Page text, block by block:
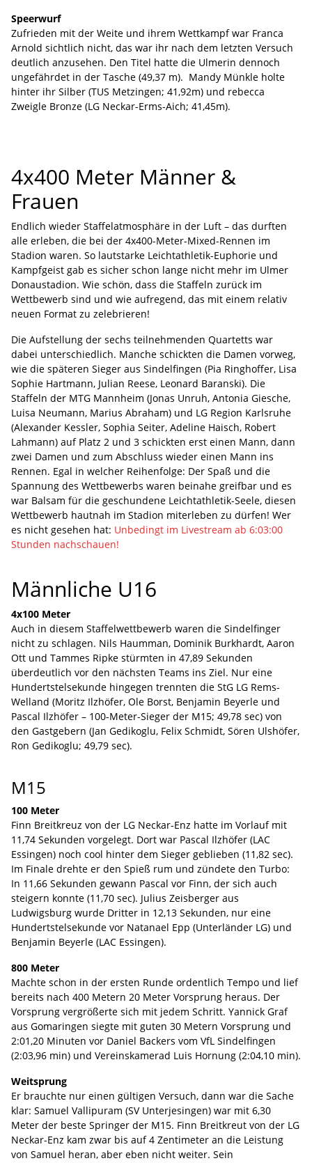
Speerwurf
Zufrieden mit der Weite und ihrem Wettkampf war Franca
Arnold sichtlich nicht, das war ihr nach dem letzten Versuch
deutlich anzusehen. Den Titel hatte die Ulmerin dennoch
ungefährdet in der Tasche (49,37 m). Mandy Münkle holte
hinter ihr Silber (TUS Metzingen; 41,92m) und rebecca
Zweigle Bronze (LG Neckar-Erms-Aich; 41,45m).
4x400 Meter Männer &
Frauen
Endlich wieder Staffelatmosphäre in der Luft – das durften
alle erleben, die bei der 4x400-Meter-Mixed-Rennen im
Stadion waren. So lautstarke Leichtathletik-Euphorie und
Kampfgeist gab es sicher schon lange nicht mehr im Ulmer
Donaustadion. Wie schön, dass die Staffeln zurück im
Wettbewerb sind und wie aufregend, das mit einem relativ
neuen Format zu zelebrieren!
Die Aufstellung der sechs teilnehmenden Quartetts war
dabei unterschiedlich. Manche schickten die Damen vorweg,
wie die späteren Sieger aus Sindelfingen (Pia Ringhoffer, Lisa
Sophie Hartmann, Julian Reese, Leonard Baranski). Die
Staffeln der MTG Mannheim (Jonas Unruh, Antonia Giesche,
Luisa Neumann, Marius Abraham) und LG Region Karlsruhe
(Alexander Kessler, Sophia Seiter, Adeline Haisch, Robert
Lahmann) auf Platz 2 und 3 schickten erst einen Mann, dann
zwei Damen und zum Abschluss wieder einen Mann ins
Rennen. Egal in welcher Reihenfolge: Der Spaß und die
Spannung des Wettbewerbs waren beinahe greifbar und es
war Balsam für die geschundene Leichtathletik-Seele, diesen
Wettbewerb hautnah im Stadion miterleben zu dürfen! Wer
es nicht gesehen hat: Unbedingt im Livestream ab 6:03:00
Stunden nachschauen!
Männliche U16
4x100 Meter
Auch in diesem Staffelwettbewerb waren die Sindelfinger
nicht zu schlagen. Nils Haumman, Dominik Burkhardt, Aaron
Ott und Tammes Ripke stürmten in 47,89 Sekunden
überdeutlich vor den nächsten Teams ins Ziel. Nur eine
Hundertstelsekunde hingegen trennten die StG LG Rems-
Welland (Moritz Ilzhöfer, Ole Borst, Benjamin Beyerle und
Pascal Ilzhöfer – 100-Meter-Sieger der M15; 49,78 sec) von
den Gastgebern (Jan Gedikoglu, Felix Schmidt, Sören Ulshöfer,
Ron Gedikoglu; 49,79 sec).
M15
100 Meter
Finn Breitkreuz von der LG Neckar-Enz hatte im Vorlauf mit
11,74 Sekunden vorgelegt. Dort war Pascal Ilzhöfer (LAC
Essingen) noch cool hinter dem Sieger geblieben (11,82 sec).
Im Finale drehte er den Spieß rum und zündete den Turbo:
In 11,66 Sekunden gewann Pascal vor Finn, der sich auch
steigern konnte (11,70 sec). Julius Zeisberger aus
Ludwigsburg wurde Dritter in 12,13 Sekunden, nur eine
Hundertstelsekunde vor Natanael Epp (Unterländer LG) und
Benjamin Beyerle (LAC Essingen).
800 Meter
Machte schon in der ersten Runde ordentlich Tempo und lief
bereits nach 400 Metern 20 Meter Vorsprung heraus. Der
Vorsprung vergrößerte sich mit jedem Schritt. Yannick Graf
aus Gomaringen siegte mit guten 30 Metern Vorsprung und
2:01,20 Minuten vor Daniel Backers vom VfL Sindelfingen
(2:03,96 min) und Vereinskamerad Luis Hornung (2:04,10 min).
Weitsprung
Er brauchte nur einen gültigen Versuch, dann war die Sache
klar: Samuel Vallipuram (SV Unterjesingen) war mit 6,30
Meter der beste Springer der M15. Finn Breitkreut von der LG
Neckar-Enz kam zwar bis auf 4 Zentimeter an die Leistung
von Samuel heran, aber eben nicht weiter. Sein